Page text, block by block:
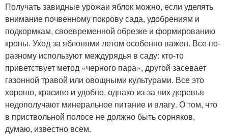
Получать завидные урожаи яблок можно, если уделять
внимание почвенному покрову сада, удобрениям и
подкормкам, своевременной обрезке и формированию
кроны. Уход за яблонями летом особенно важен. Все по-
разному используют междурядья в саду: кто-то
приветствует метод «черного пара», другой засевает
газонной травой или овощными культурами. Все это
хорошо, красиво и удобно, однако из-за них деревья
недополучают минеральное питание и влагу. О том, что
в приствольной полосе не должно быть сорняков,
думаю, известно всем.